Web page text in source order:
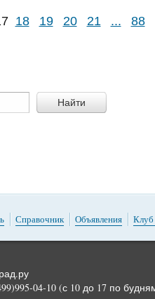
18 19 20 21 ... 88
Найти
Справочник Объявления Клуб
04-10 (с 10 до 17 по